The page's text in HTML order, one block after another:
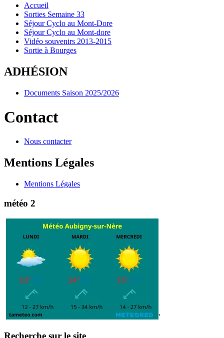
Accueil
Sorties Semaine 33
Séjour Cyclo au Mont-Dore
Séjour Cyclo au Mont-dore
Vidéo souvenirs 2013-2015
Sortie à Bourges
ADHÉSION
Documents Saison 2025/2026
Contact
Nous contacter
Mentions Légales
Mentions Légales
météo 2
'